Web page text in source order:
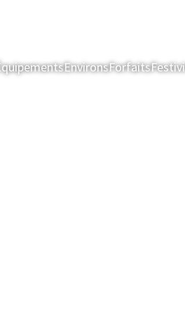
EnvironsForfaits